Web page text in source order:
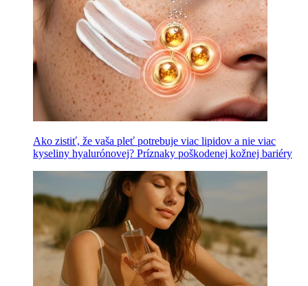
Ako zistiť, že vaša pleť potrebuje viac lipidov a nie viac
kyseliny hyalurónovej? Príznaky poškodenej kožnej bariéry